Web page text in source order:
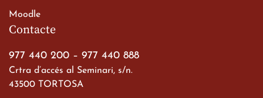
a les ciutats imperials
Contacte
977 440 200 – 977 440 888
Crtra d’accés al Seminari, s/n.
43500 TORTOSA
Moodle